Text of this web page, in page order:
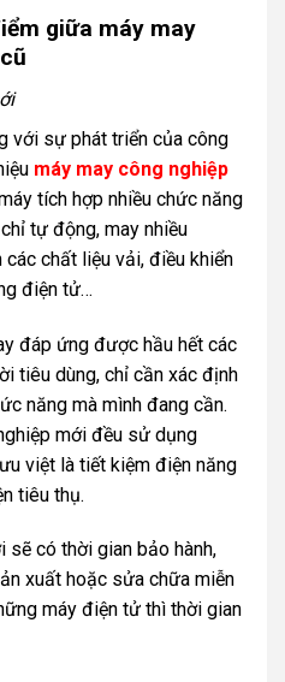
giữa máy may
với sự phát triển của công
máy may công nghiệp
tích hợp nhiều chức năng
tự động, may nhiều
chất liệu vải, điều khiển
điện tử…
đáp ứng được hầu hết các
tiêu dùng, chỉ cần xác định
năng mà mình đang cần.
mới đều sử dụng
việt là tiết kiệm điện năng
tiêu thụ.
sẽ có thời gian bảo hành,
xuất hoặc sửa chữa miễn
máy điện tử thì thời gian